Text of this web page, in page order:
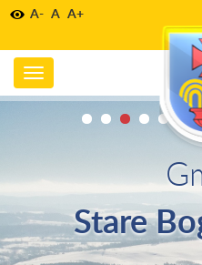
A- A A+
Toggle
navigation
Stare